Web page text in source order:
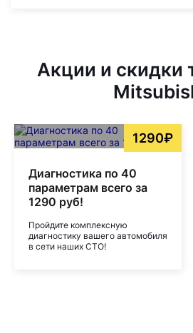
Акции и скидки
1290₽
Диагностика по 40
параметрам всего за
1290 руб!
Пройдите комплексную
диагностику вашего автомобиля
в сети наших СТО!